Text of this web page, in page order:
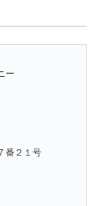
ー
番２１号